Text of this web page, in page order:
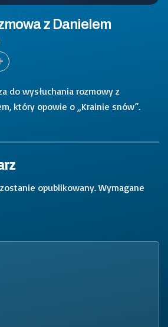
z Danielem
do wysłuchania rozmowy z
który opowie o „Krainie snów”.
opublikowany. Wymagane